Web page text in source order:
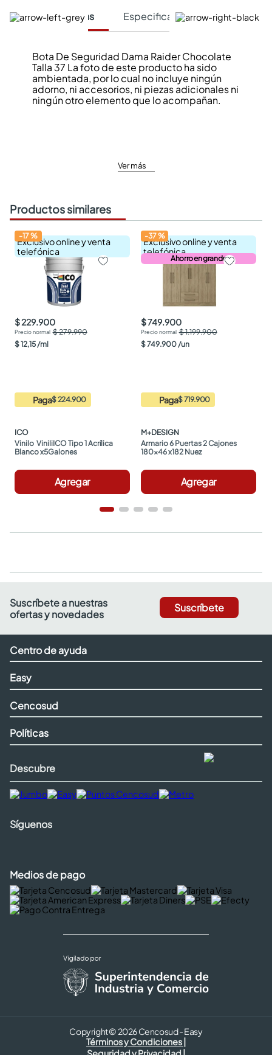
Características Especificaciones Técnicas
Bota De Seguridad Dama Raider Chocolate
Talla 37 La foto de este producto ha sido
ambientada, por lo cual no incluye ningún
adorno, ni accesorios, ni piezas adicionales ni
ningún otro elemento que lo acompañan.
Ver más
Productos similares
Exclusivo online y venta
telefónica
-17%
$ 229.900
$ 279.990
$12,15 /ml
Paga$ 224.900
ICO
Vinilo  ViniliICO Tipo 1 Acrílica
Blanco x5Galones
Agregar
Exclusivo online y venta
telefónica
Ahorro en grande
-37%
$ 749.900
$ 1.199.900
$749.900 /un
Paga$ 719.900
M+DESIGN
Armario 6 Puertas 2 Cajones
180x46 x182 Nuez
Agregar
Suscríbete a nuestras
ofertas y novedades
Suscríbete
Centro de ayuda
Easy
Cencosud
Políticas
Descubre
Síguenos
Medios de pago
Copyright © 2026 Cencosud - Easy
Términos y Condiciones |